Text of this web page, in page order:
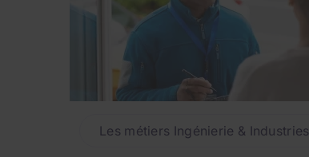
Les métiers Ingénierie & Industries